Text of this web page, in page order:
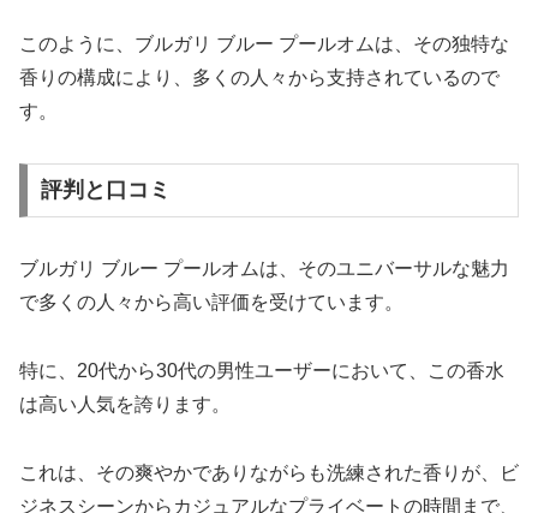
このように、ブルガリ ブルー プールオムは、その独特な
香りの構成により、多くの人々から支持されているので
す。
評判と口コミ
ブルガリ ブルー プールオムは、そのユニバーサルな魅力
で多くの人々から高い評価を受けています。
特に、20代から30代の男性ユーザーにおいて、この香水
は高い人気を誇ります。
これは、その爽やかでありながらも洗練された香りが、ビ
ジネスシーンからカジュアルなプライベートの時間まで、